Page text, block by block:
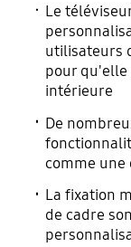
Le
utilisateurs
pour qu'elle
intérieure
De
comme
La fixation
de cadre